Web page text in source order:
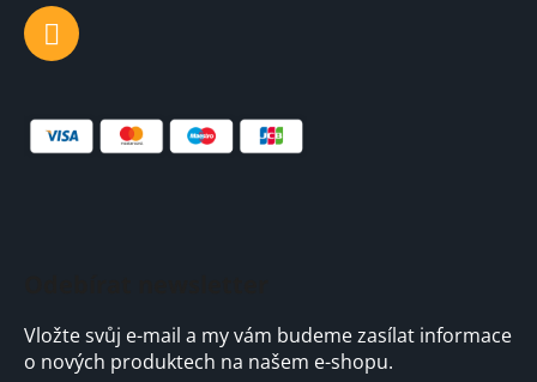
Vložte svůj e-mail a my vám budeme zasílat informace
o nových produktech na našem e-shopu.